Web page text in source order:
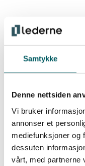
Samtykke
Denne nettsiden
Vi bruker
annonser et
mediefunksjoner og
dessuten
vårt, med partnerne
Enighet i staten
For Ledernes
utfall av årets
Det er to ulike
medlemmer som